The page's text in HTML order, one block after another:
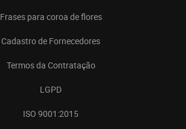
Frases para coroa de flores
Cadastro de Fornecedores
Termos da Contratação
LGPD
ISO 9001:2015